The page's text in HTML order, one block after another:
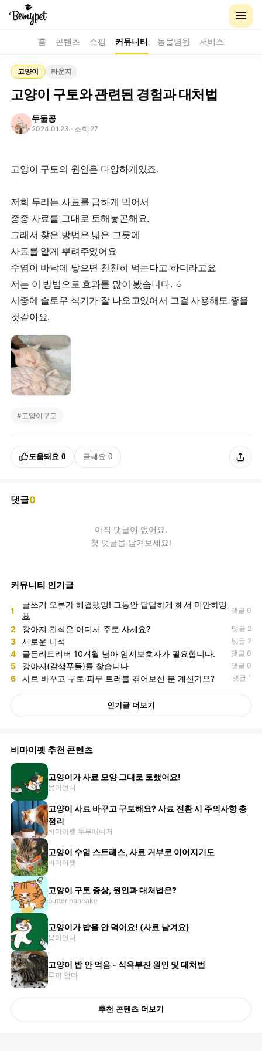
홈 콘텐츠 쇼핑 커뮤니티 동물병원 서비스
고양이 라운지
고양이 구토와 관련된 경험과 대처법
두둘콩
2024.01.23 · 조회 27
고양이 구토의 원인은 다양하게있죠.
저희 두리는 사료를 급하게 먹어서
종종 사료를 그대로 토해놓곤해요.
그래서 찾은 방법은 넓은 그릇에
사료를 얕게 뿌려주었어요
수염이 바닥에 닿으면 천천히 먹는다고 하더라고요
저는 이 방법으로 효과를 많이 봤습니다. ㅎ
시중에 슬로우 식기가 잘 나오고있어서 그걸 사용해도 좋을
것같아요.
# 고양이구토
도움돼요 0 글쎄요 0
댓글0
아직 댓글이 없어요.
첫 댓글을 남겨보세요!
커뮤니티 인기글
1
글쓰기 오류가 해결됐멍! 그동안 답답하게 해서 미안하멍
🙇
댓글 0
2 강아지 간식은 어디서 주로 사세요? 댓글 2
3 새로운 녀석 댓글 2
4 골든리트리버 10개월 남아 임시보호자가 필요합니다. 댓글 0
5 강아지(갈색푸들)를 찾습니다 댓글 0
6 사료 바꾸고 구토·피부 트러블 겪어보신 분 계신가요? 댓글 1
인기글 더보기
비마이펫 추천 콘텐츠
고양이가 사료 모양 그대로 토했어요!
몽이언니
고양이 사료 바꾸고 구토해요? 사료 전환 시 주의사항 총
정리
비마이펫 두부매니저
고양이 수염 스트레스, 사료 거부로 이어지기도
비마이펫
고양이 구토 증상, 원인과 대처법은?
butter pancake
고양이가 밥을 안 먹어요! (사료 남겨요)
몽이언니
고양이 밥 안 먹음 - 식욕부진 원인 및 대처법
루피 엄마
추천 콘텐츠 더보기